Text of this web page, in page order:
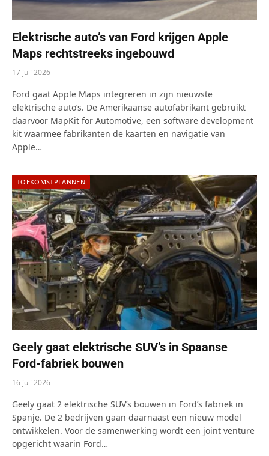
Elektrische auto’s van Ford krijgen Apple
Maps rechtstreeks ingebouwd
17 juli 2026
Ford gaat Apple Maps integreren in zijn nieuwste
elektrische auto’s. De Amerikaanse autofabrikant gebruikt
daarvoor MapKit for Automotive, een software development
kit waarmee fabrikanten de kaarten en navigatie van
Apple…
TOEKOMSTPLANNEN
Geely gaat elektrische SUV’s in Spaanse
Ford-fabriek bouwen
16 juli 2026
Geely gaat 2 elektrische SUV’s bouwen in Ford’s fabriek in
Spanje. De 2 bedrijven gaan daarnaast een nieuw model
ontwikkelen. Voor de samenwerking wordt een joint venture
opgericht waarin Ford…